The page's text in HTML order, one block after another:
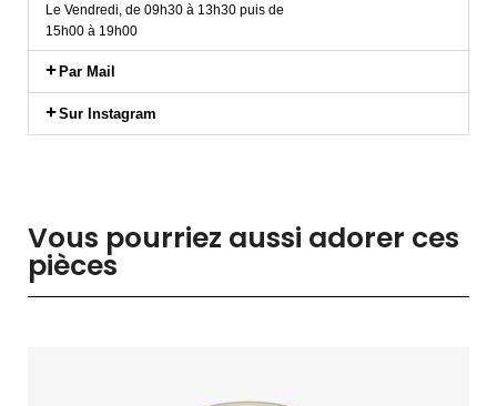
Le Vendredi, de 09h30 à 13h30 puis de
15h00 à 19h00
Par Mail
Sur Instagram
Vous pourriez aussi adorer ces
pièces